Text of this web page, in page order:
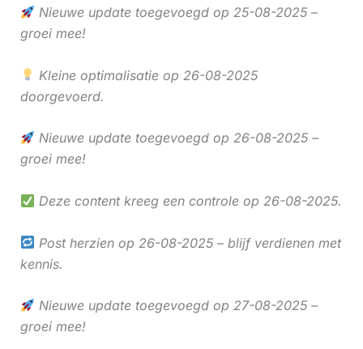
Nieuwe update toegevoegd op 25-08-2025 –
groei mee!
Kleine optimalisatie op 26-08-2025
doorgevoerd.
Nieuwe update toegevoegd op 26-08-2025 –
groei mee!
Deze content kreeg een controle op 26-08-2025.
Post herzien op 26-08-2025 – blijf verdienen met
kennis.
Nieuwe update toegevoegd op 27-08-2025 –
groei mee!